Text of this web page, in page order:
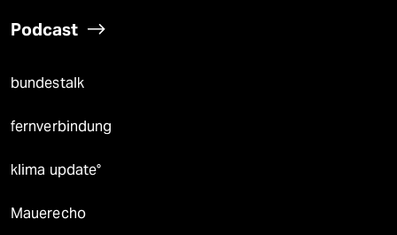
Podcast
bundestalk
fernverbindung
klima update°
Mauerecho